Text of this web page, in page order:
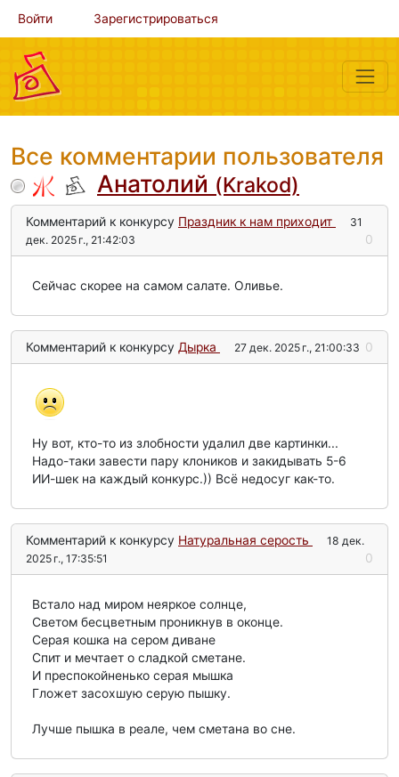
Войти Зарегистрироваться
Все комментарии пользователя
Анатолий (Krakod)
Комментарий к конкурсу Праздник к нам приходит
31
дек. 2025 г., 21:42:03
0
Сейчас скорее на самом салате. Оливье.
Комментарий к конкурсу Дырка 27 дек. 2025 г., 21:00:33 0
Ну вот, кто-то из злобности удалил две картинки...
Надо-таки завести пару клоников и закидывать 5-6
ИИ-шек на каждый конкурс.)) Всё недосуг как-то.
Комментарий к конкурсу Натуральная серость
18 дек.
2025 г., 17:35:51
0
Встало над миром неяркое солнце,
Светом бесцветным проникнув в оконце.
Серая кошка на сером диване
Спит и мечтает о сладкой сметане.
И преспокойненько серая мышка
Гложет засохшую серую пышку.
Лучше пышка в реале, чем сметана во сне.